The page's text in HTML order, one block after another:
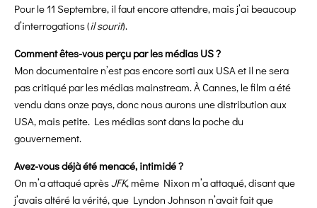
Pour le 11 Septembre, il faut encore attendre, mais j’ai beaucoup
d’interrogations (il sourit).
Comment êtes-vous perçu par les médias US ?
Mon documentaire n’est pas encore sorti aux USA et il ne sera
pas critiqué par les médias mainstream. À Cannes, le film a été
vendu dans onze pays, donc nous aurons une distribution aux
USA, mais petite. Les médias sont dans la poche du
gouvernement.
Avez-vous déjà été menacé, intimidé ?
On m’a attaqué aprèsJFK, même Nixon m’a attaqué, disant que
j’avais altéré la vérité, que Lyndon Johnson n’avait fait que